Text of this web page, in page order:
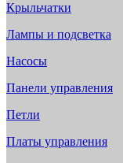
Крыльчатки
Лампы и подсветка
Насосы
Панели управления
Петли
Платы управления